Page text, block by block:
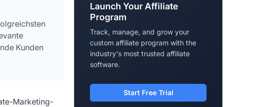
Kunden
Marketing-
Launch Your Affiliate
Program
Track, manage, and grow your
custom affiliate program with the
industry's most trusted affiliate
software.
Start Free Trial